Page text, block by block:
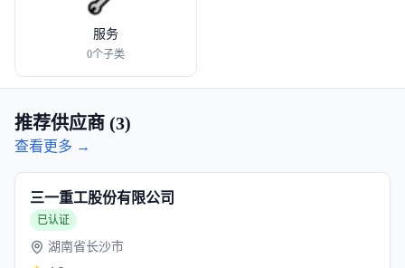
服务
0个子类
推荐供应商 (3)
查看更多 →
三一重工股份有限公司
已认证
湖南省长沙市